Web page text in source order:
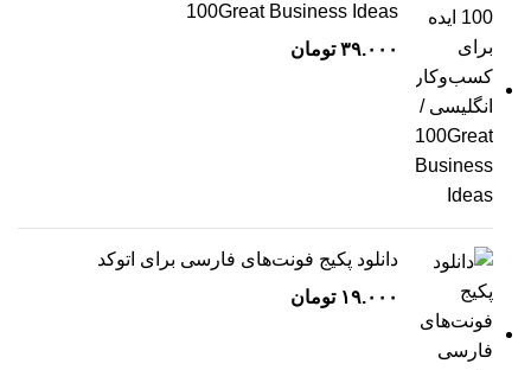
100Great Business Ideas
۳۹.۰۰۰ تومان
دانلود پکیج فونت‌های فارسی برای اتوکد
۱۹.۰۰۰ تومان